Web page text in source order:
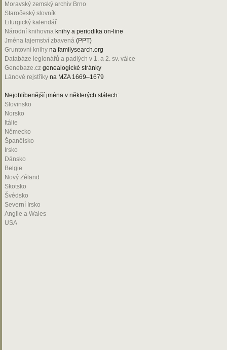
Moravský zemský archiv Brno
Staročeský slovník
Liturgický kalendář
Národní knihovna knihy a periodika on-line
Jména tajemství zbavená (PPT)
Gruntovní knihy na familysearch.org
Databáze legionářů a padlých v 1. a 2. sv. válce
Genebaze.cz genealogické stránky
Lánové rejstříky na MZA 1669–1679
Nejoblíbenější jména v některých státech:
Slovinsko
Norsko
Itálie
Německo
Španělsko
Irsko
Dánsko
Belgie
Nový Zéland
Skotsko
Švédsko
Severní Irsko
Anglie a Wales
USA